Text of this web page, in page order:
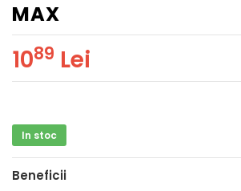
MAX
1089 Lei
In stoc
Beneficii